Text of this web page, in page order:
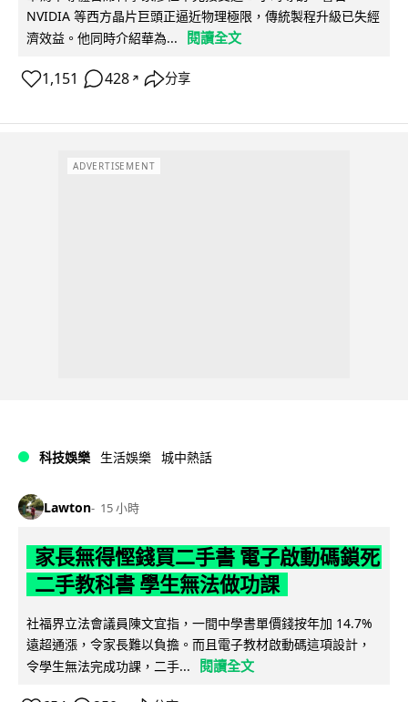
NVIDIA 等西方晶片巨頭正逼近物理極限，傳統製程升級已失經
濟效益。他同時介紹華為...
閱讀全文
1,151 428 ↗ 分享
ADVERTISEMENT
科技娛樂 生活娛樂 城中熱話
Lawton 15 小時
家長無得慳錢買二手書 電子啟動碼鎖死
二手教科書 學生無法做功課
社福界立法會議員陳文宜指，一間中學書單價錢按年加 14.7%
遠超通漲，令家長難以負擔。而且電子教材啟動碼這項設計，
令學生無法完成功課，二手...
閱讀全文